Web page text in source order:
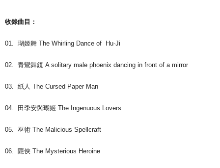
收錄曲目：
01. 瑚姬舞 The Whirling Dance of Hu-Ji
02. 青鸞舞鏡 A solitary male phoenix dancing in front of a mirror
03. 紙人 The Cursed Paper Man
04. 田季安與瑚姬 The Ingenuous Lovers
05. 巫術 The Malicious Spellcraft
06. 隱俠 The Mysterious Heroine